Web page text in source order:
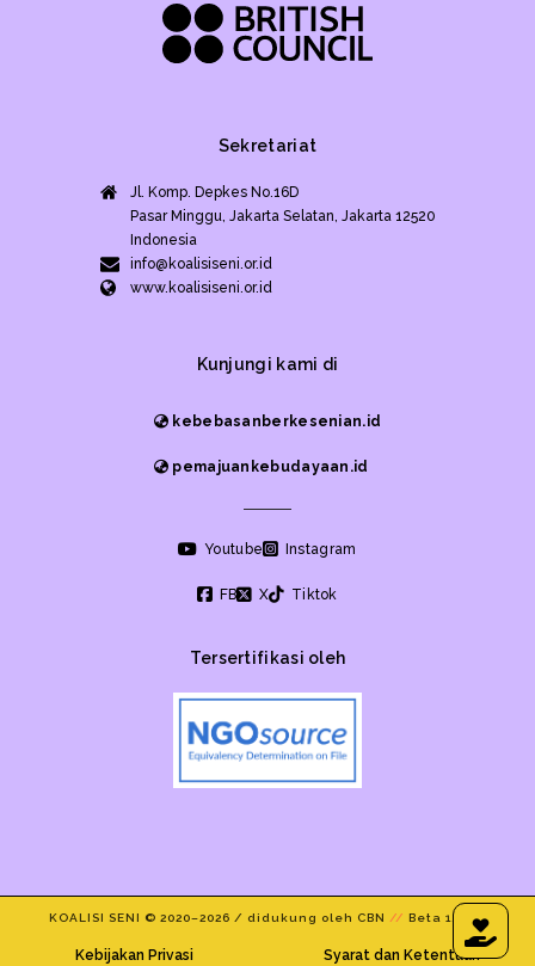
Sekretariat
Jl. Komp. Depkes No.16D
Pasar Minggu, Jakarta Selatan, Jakarta 12520
Indonesia
info@koalisiseni.or.id
www.koalisiseni.or.id
Kunjungi kami di
kebebasanberkesenian.id
pemajuankebudayaan.id
Youtube Instagram
FB X Tiktok
Tersertifikasi oleh
KOALISI SENI © 2020–2026 / didukung oleh CBN // Beta 1.1/24
Kebijakan Privasi Syarat dan Ketentuan